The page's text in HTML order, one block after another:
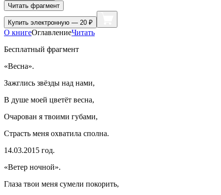
Читать фрагмент
Купить электронную — 20 ₽
О книгеОглавлениеЧитать
Бесплатный фрагмент
«Весна».
Зажглись звёзды над нами,
В душе моей цветёт весна,
Очарован я твоими губами,
Страсть меня охватила сполна.
14.03.2015 год.
«Ветер ночной».
Глаза твои меня сумели покорить,